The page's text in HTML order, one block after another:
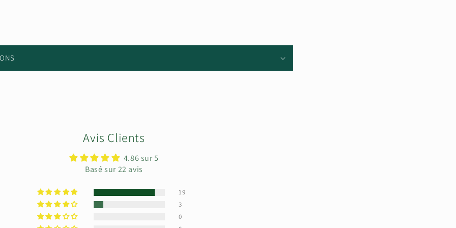
Avis Clients
4.86 sur 5
Basé sur 22 avis
19
3
0